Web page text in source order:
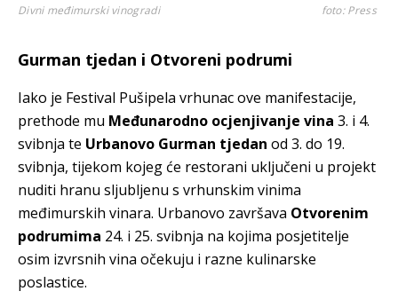
Divni međimurski vinogradi foto: Press
Gurman tjedan i Otvoreni podrumi
Iako je Festival Pušipela vrhunac ove manifestacije,
prethode mu Međunarodno ocjenjivanje vina 3. i 4.
svibnja te Urbanovo Gurman tjedan od 3. do 19.
svibnja, tijekom kojeg će restorani uključeni u projekt
nuditi hranu sljubljenu s vrhunskim vinima
međimurskih vinara. Urbanovo završava Otvorenim
podrumima 24. i 25. svibnja na kojima posjetitelje
osim izvrsnih vina očekuju i razne kulinarske
poslastice.